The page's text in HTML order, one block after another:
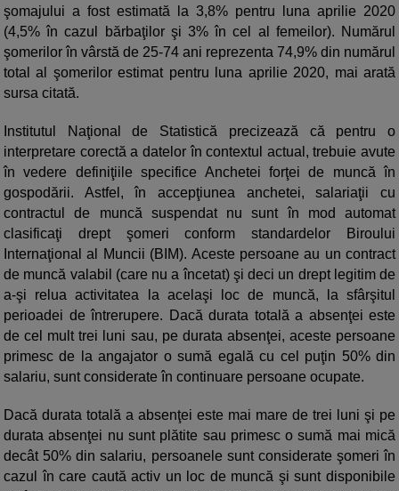
şomajului a fost estimată la 3,8% pentru luna aprilie 2020
(4,5% în cazul bărbaţilor şi 3% în cel al femeilor). Numărul
şomerilor în vârstă de 25-74 ani reprezenta 74,9% din numărul
total al şomerilor estimat pentru luna aprilie 2020, mai arată
sursa citată.
Institutul Naţional de Statistică precizează că pentru o
interpretare corectă a datelor în contextul actual, trebuie avute
în vedere definiţiile specifice Anchetei forţei de muncă în
gospodării. Astfel, în accepţiunea anchetei, salariaţii cu
contractul de muncă suspendat nu sunt în mod automat
clasificaţi drept şomeri conform standardelor Biroului
Internaţional al Muncii (BIM). Aceste persoane au un contract
de muncă valabil (care nu a încetat) şi deci un drept legitim de
a-şi relua activitatea la acelaşi loc de muncă, la sfârşitul
perioadei de întrerupere. Dacă durata totală a absenţei este
de cel mult trei luni sau, pe durata absenţei, aceste persoane
primesc de la angajator o sumă egală cu cel puţin 50% din
salariu, sunt considerate în continuare persoane ocupate.
Dacă durata totală a absenţei este mai mare de trei luni şi pe
durata absenţei nu sunt plătite sau primesc o sumă mai mică
decât 50% din salariu, persoanele sunt considerate şomeri în
cazul în care caută activ un loc de muncă şi sunt disponibile